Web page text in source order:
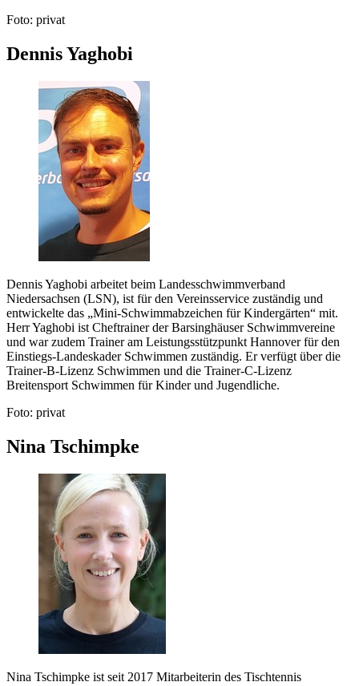
Foto: privat
Dennis Yaghobi
Dennis Yaghobi arbeitet beim Landesschwimmverband
Niedersachsen (LSN), ist für den Vereinsservice zuständig und
entwickelte das „Mini-Schwimmabzeichen für Kindergärten“ mit.
Herr Yaghobi ist Cheftrainer der Barsinghäuser Schwimmvereine
und war zudem Trainer am Leistungsstützpunkt Hannover für den
Einstiegs-Landeskader Schwimmen zuständig. Er verfügt über die
Trainer-B-Lizenz Schwimmen und die Trainer-C-Lizenz
Breitensport Schwimmen für Kinder und Jugendliche.
Foto: privat
Nina Tschimpke
Nina Tschimpke ist seit 2017 Mitarbeiterin des Tischtennis